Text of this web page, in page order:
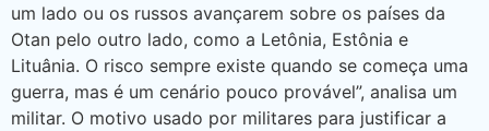
um lado ou os russos avançarem sobre os países da
Otan pelo outro lado, como a Letônia, Estônia e
Lituânia. O risco sempre existe quando se começa uma
guerra, mas é um cenário pouco provável”, analisa um
militar. O motivo usado por militares para justificar a